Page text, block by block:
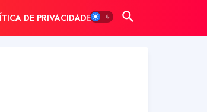
DE PRIVACIDADE